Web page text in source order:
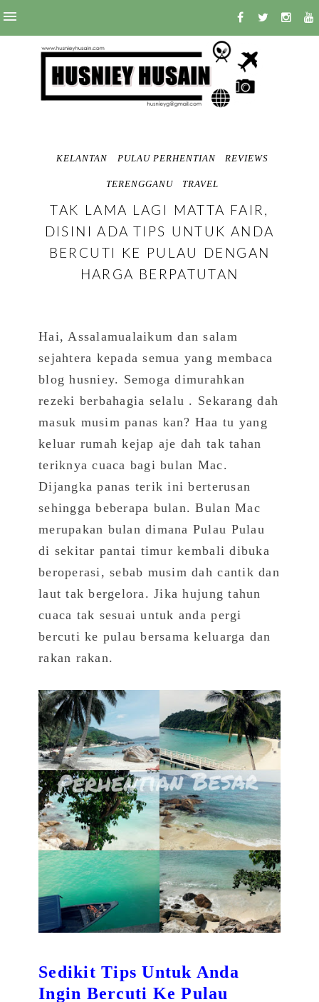
KELANTAN PULAU PERHENTIAN REVIEWS
TERENGGANU TRAVEL
TAK LAMA LAGI MATTA FAIR,
DISINI ADA TIPS UNTUK ANDA
BERCUTI KE PULAU DENGAN
HARGA BERPATUTAN
Hai, Assalamualaikum dan salam
sejahtera kepada semua yang membaca
blog husniey. Semoga dimurahkan
rezeki berbahagia selalu . Sekarang dah
masuk musim panas kan? Haa tu yang
keluar rumah kejap aje dah tak tahan
teriknya cuaca bagi bulan Mac.
Dijangka panas terik ini berterusan
sehingga beberapa bulan. Bulan Mac
merupakan bulan dimana Pulau Pulau
di sekitar pantai timur kembali dibuka
beroperasi, sebab musim dah cantik dan
laut tak bergelora. Jika hujung tahun
cuaca tak sesuai untuk anda pergi
bercuti ke pulau bersama keluarga dan
rakan rakan.
Sedikit Tips Untuk Anda
Ingin Bercuti Ke Pulau